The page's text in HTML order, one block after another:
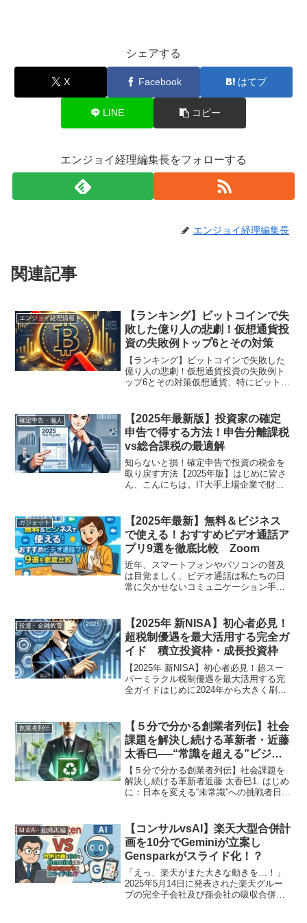
シェアする
X Facebook はてブ
LINE コピー
エンジョイ経理編集長をフォローする
エンジョイ経理編集長
関連記事
エンジョイ経理情報
【ランキング】ビットコインで失
敗した億り人の悲劇！仮想通貨投
資の失敗例トップ6とその対策
【ランキング】ビットコインで失敗した
億り人の悲劇！仮想通貨投資の失敗例ト
ップ6とその対策仮想通貨、特にビットコ
備が不足していると、投資で得た利益が
一瞬で消えることも。本...
確定申告・個人
【2025年最新版】投資家の確定
申告で得する方法！申告分離課税
vs総合課税の最適解
知らないと損！確定申告で投資の税金を
取り戻す方法【2025年版】はじめに皆さ
ん、こんにちは。IT大手上場企業で財務
として情報発信を行っています。2025年
が始まり、個人...
ガジェット
【2025年最新】無料＆ビジネス
で使える！おすすめビデオ通話ア
プリ9選を徹底比較 Zoom
近年、スマートフォンやパソコンの普及
は目覚ましく、ビデオ通話は私たちの日
常に欠かせないコミュニケーション手段
ートワークでの重要なビジネス会議ま
で、その用途は多岐にわたり...
投資・金融教育
【2025年 新NISA】初心者必見！
超税制優遇を最大活用する完全ガ
イド 積立投資枠・成長投資枠
【2025年 新NISA】初心者必見！超スー
パーミラクル税制優遇を最大活用する完
全ガイドはじめに2024年から大きく刷新
いほどの“超スーパーミラクル税制優遇”を
もたら...
創業者列伝
【５分で分かる創業者列伝】社会
課題を解決し続ける革新者・近藤
太香巳──“常識を超える”ビジネ
スモデルで築いたNEXYZ.Group
創業者の軌跡
【５分で分かる創業者列伝】社会課題を
解決し続ける革新者近藤 太香巳1. はじめ
に：日本を変える“未常識”への挑戦者日本
い常識を次の当たり前に」**を掲げ、社
会課題を解...
M＆A・組織再編
【コンサルvsAI】楽天大型合併計
画を10分でGeminiが立案し
Gensparkがスライド化！？
「えっ、楽天がまた大きな動きを…！」
2025年5月14日に発表された楽天グルー
プの完全子会社及び孫会社の吸収合併